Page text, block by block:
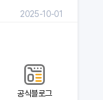
2025-10-01
공식블로그